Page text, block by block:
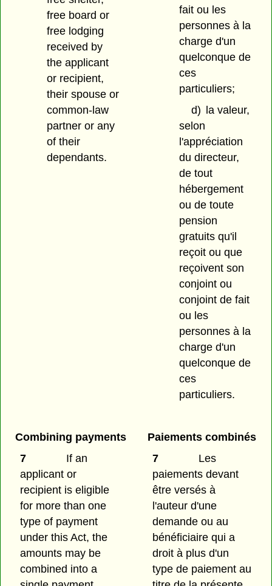
free board or
free lodging
received by
the applicant
or recipient,
their spouse or
common-law
partner or any
of their
dependants.
fait ou les
personnes à la
charge d'un
quelconque de
ces
particuliers;
d)
la valeur,
selon
l'appréciation
du directeur,
de tout
hébergement
ou de toute
pension
gratuits qu'il
reçoit ou que
reçoivent son
conjoint ou
conjoint de fait
ou les
personnes à la
charge d'un
quelconque de
ces
particuliers.
Combining payments
7
If an
applicant or
recipient is eligible
for more than one
type of payment
under this Act, the
amounts may be
combined into a
Paiements combinés
7
Les
paiements devant
être versés à
l'auteur d'une
demande ou au
bénéficiaire qui a
droit à plus d'un
type de paiement au